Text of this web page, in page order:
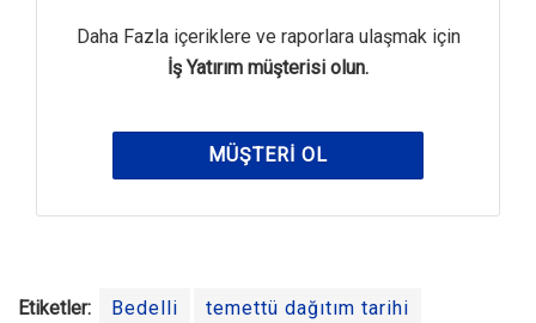
Daha Fazla içeriklere ve raporlara ulaşmak için
İş Yatırım müşterisi olun.
MÜŞTERI OL
Etiketler: Bedelli temettü dağıtım tarihi